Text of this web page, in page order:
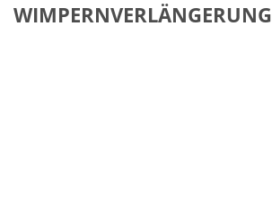
WIMPERNVERLÄNGERUNG